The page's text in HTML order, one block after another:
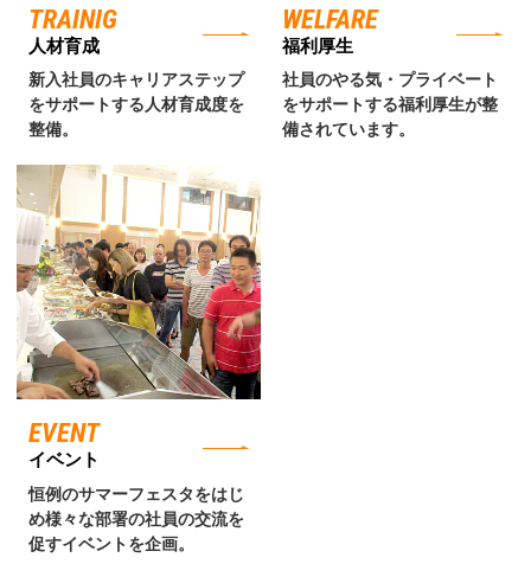
TRAINIG
人材育成
新入社員のキャリアステップ
をサポートする人材育成度を
整備。
WELFARE
福利厚生
社員のやる気・プライベート
をサポートする福利厚生が整
備されています。
EVENT
イベント
恒例のサマーフェスタをはじ
め様々な部署の社員の交流を
促すイベントを企画。